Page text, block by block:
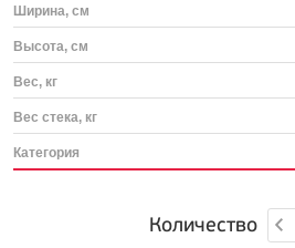
Ширина, см
Высота, см
Вес, кг
Вес стека, кг
Категория
Количество